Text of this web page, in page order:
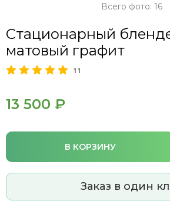
Всего фото: 16
Стационарный
матовый графит
11
13 500 ₽
В КОРЗИНУ
Заказ в один